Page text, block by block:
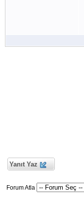
Yanıt Yaz
Forum Atla